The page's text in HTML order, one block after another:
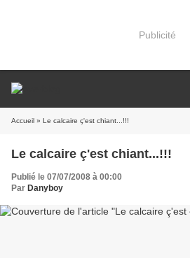
Publicité
Accueil » Le calcaire ç'est chiant...!!!
Le calcaire ç'est chiant...!!!
Publié le 07/07/2008 à 00:00
Par Danyboy